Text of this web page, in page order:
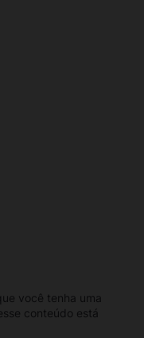
você tenha uma
conteúdo está